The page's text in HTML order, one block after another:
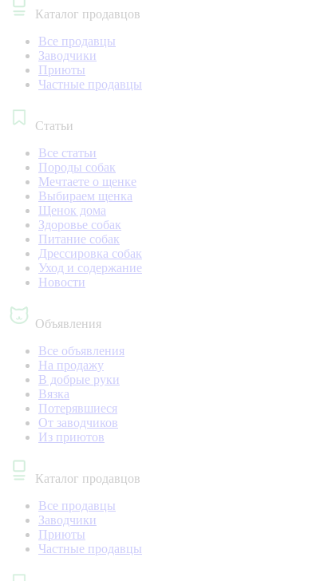
Каталог продавцов
Все продавцы
Заводчики
Приюты
Частные продавцы
Статьи
Все статьи
Породы собак
Мечтаете о щенке
Выбираем щенка
Щенок дома
Здоровье собак
Питание собак
Дрессировка собак
Уход и содержание
Новости
Объявления
Все объявления
На продажу
В добрые руки
Вязка
Потерявшиеся
От заводчиков
Из приютов
Каталог продавцов
Все продавцы
Заводчики
Приюты
Частные продавцы